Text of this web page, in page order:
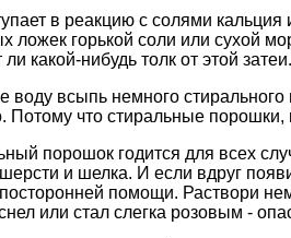
в реакцию с солями
ложек горькой соли или сухой
какой-нибудь толк от этой затеи.
воду всыпь немного
Потому что стиральные
порошок годится для всех
и шелка. И если вдруг
помощи. Раствори
или стал слегка розовым -